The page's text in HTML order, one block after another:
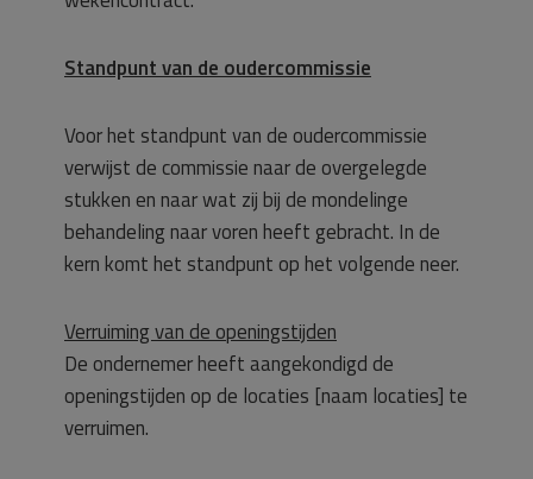
Standpunt van de oudercommissie
Voor het standpunt van de oudercommissie
verwijst de commissie naar de overgelegde
stukken en naar wat zij bij de mondelinge
behandeling naar voren heeft gebracht. In de
kern komt het standpunt op het volgende neer.
Verruiming van de openingstijden
De ondernemer heeft aangekondigd de
openingstijden op de locaties [naam locaties] te
verruimen.